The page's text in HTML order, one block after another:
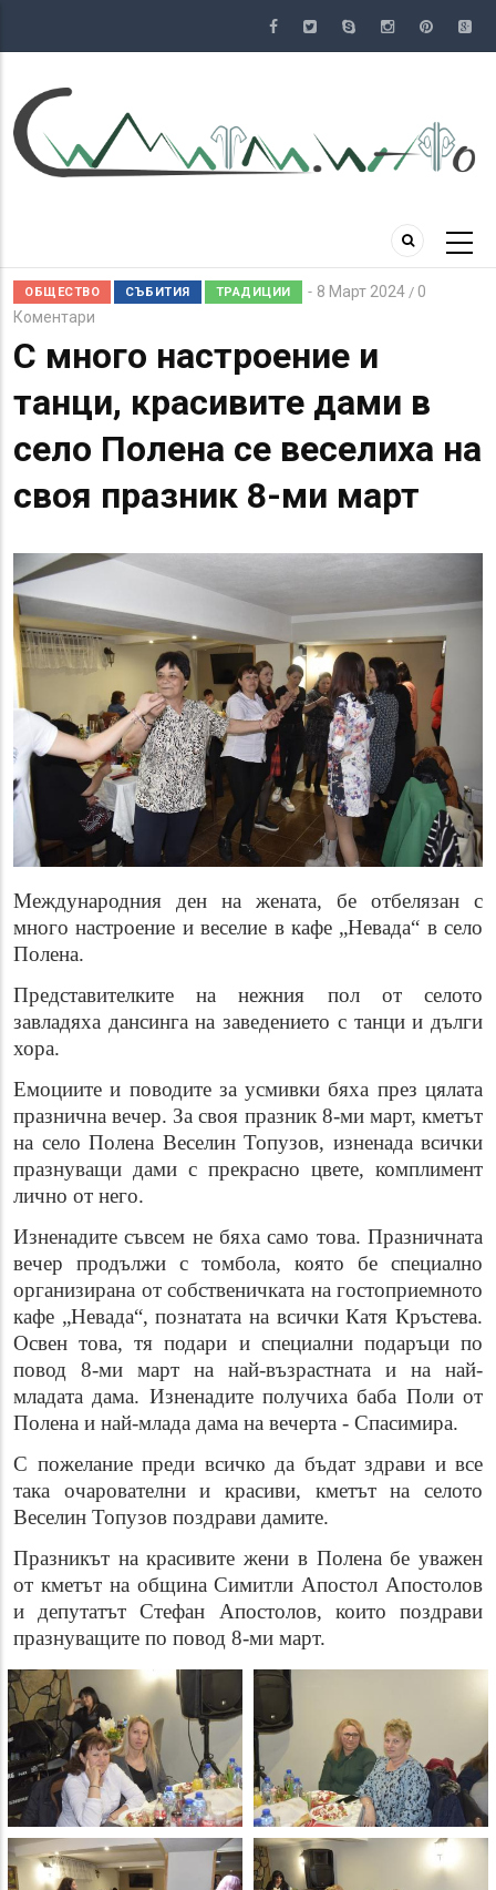
съдържание
ОБЩЕСТВО СЪБИТИЯ ТРАДИЦИИ 8 Март 2024/ 0
Коментари
С много настроение и
танци, красивите дами в
село Полена се веселиха на
своя празник 8-ми март
Международния ден на жената, бе отбелязан с
много настроение и веселие в кафе „Невада“ в село
Полена.
Представителките на нежния пол от селото
завладяха дансинга на заведението с танци и дълги
хора.
Емоциите и поводите за усмивки бяха през цялата
празнична вечер. За своя празник 8-ми март, кметът
на село Полена Веселин Топузов, изненада всички
празнуващи дами с прекрасно цвете, комплимент
лично от него.
Изненадите съвсем не бяха само това. Празничната
вечер продължи с томбола, която бе специално
организирана от собственичката на гостоприемното
кафе „Невада“, познатата на всички Катя Кръстева.
Освен това, тя подари и специални подаръци по
повод 8-ми март на най-възрастната и на най-
младата дама. Изненадите получиха баба Поли от
Полена и най-млада дама на вечерта - Спасимира.
С пожелание преди всичко да бъдат здрави и все
така очарователни и красиви, кметът на селото
Веселин Топузов поздрави дамите.
Празникът на красивите жени в Полена бе уважен
от кметът на община Симитли Апостол Апостолов
и депутатът Стефан Апостолов, които поздрави
празнуващите по повод 8-ми март.